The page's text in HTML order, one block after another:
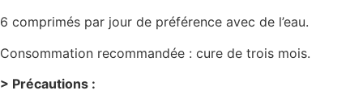
6 comprimés par jour de préférence avec de l’eau.
Consommation recommandée : cure de trois mois.
> Précautions :